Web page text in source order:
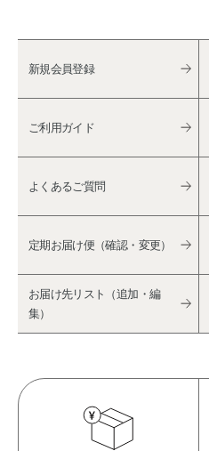
新規会員登録
ご利用ガイド
よくあるご質問
定期お届け便（確認・変更）
お届け先リスト（追加・編
集）